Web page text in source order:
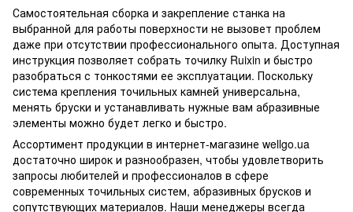
Самостоятельная сборка и закрепление станка на
выбранной для работы поверхности не вызовет проблем
даже при отсутствии профессионального опыта. Доступная
инструкция позволяет собрать точилку Ruixin и быстро
разобраться с тонкостями ее эксплуатации. Поскольку
система крепления точильных камней универсальна,
менять бруски и устанавливать нужные вам абразивные
элементы можно будет легко и быстро.
Ассортимент продукции в интернет-магазине wellgo.ua
достаточно широк и разнообразен, чтобы удовлетворить
запросы любителей и профессионалов в сфере
современных точильных систем, абразивных брусков и
сопутствующих материалов. Наши менеджеры всегда